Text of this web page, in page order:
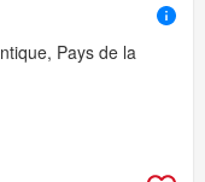
Pays de la